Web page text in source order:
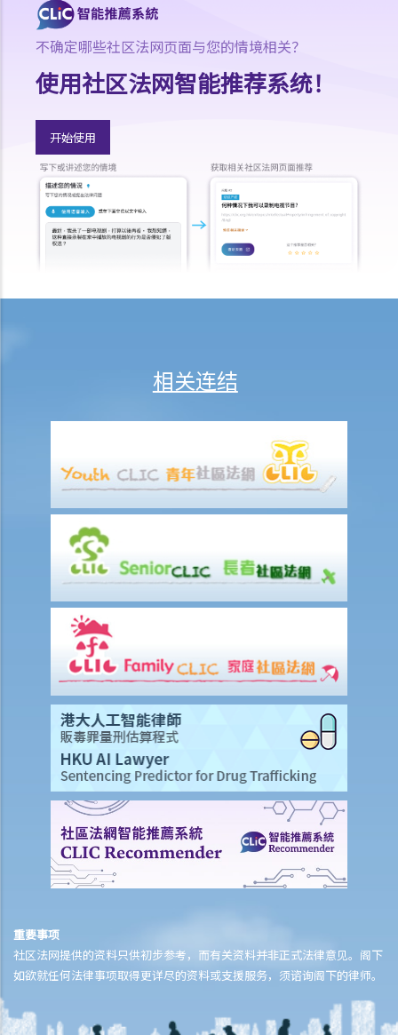
7. 就上述问题而言，如本人于清盘诉讼开始前向某一位债权人付款，会
有甚么后果？
I. 清盘程序之结束
1. C先生能否在此阶段提出针对AZ公司的清盘呈请？
2. 收到还债要求书后，AZ公司并无回覆，C先生能否继而向法庭提交清
盘呈请书？
3. 除向所有有关人士送交清盘呈请书外，C先生是否需要在报章上刊登
清盘呈请公告？
6. 法庭最终颁布AZ公司的清盘令。C先生应采取甚么行动以确保其追讨
8. AZ公司的清盘令颁布后，公司董事要履行甚么职责？
9. 该公司的清盘程序何时完结？
相关网站
不确定哪些社区法网页面与您的情境相关？
使用社区法网智能推荐系统！
开始使用
相关连结
重要事项
社区法网提供的资料只供初步参考，而有关资料并非正式法律意见。阁下
如欲就任何法律事项取得更详尽的资料或支援服务，须谘询阁下的律师。